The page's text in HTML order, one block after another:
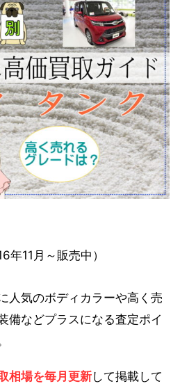
年11月～販売中）
人気のボディカラーや高く売
備などプラスになる査定ポイ
相場を毎月更新して掲載して